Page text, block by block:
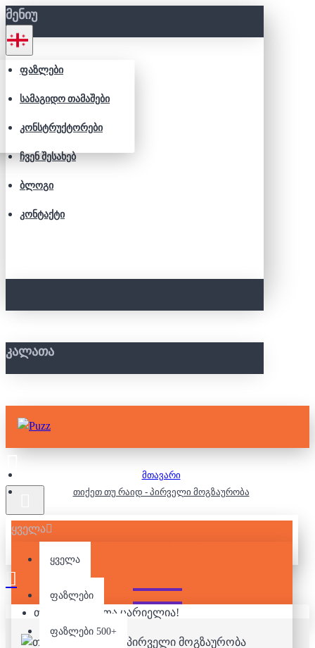
ᲛᲔᲜᲘᲣ
ᲤᲐᲖᲚᲔᲑᲘ
ᲡᲐᲛᲐᲒᲘᲓᲝ ᲗᲐᲛᲐᲨᲔᲑᲘ
ᲙᲝᲜᲡᲢᲠᲣᲥᲢᲝᲠᲔᲑᲘ
ᲩᲕᲔᲜ ᲨᲔᲡᲐᲮᲔᲑ
ᲑᲚᲝᲒᲘ
ᲙᲝᲜᲢᲐᲥᲢᲘ
ᲙᲐᲚᲐᲗᲐ
ყველა
ყველა
ფაზლები
ფაზლები 500+
თქვენი კალათა ცარიელია!
მთავარი
თიქეთ თუ რაიდ - პირველი მოგზაურობა
ᲗᲘᲥᲔᲗ ᲗᲣ ᲠᲐᲘᲓ -
ᲞᲘᲠᲕᲔᲚᲘ ᲛᲝᲒᲖᲐᲣᲠᲝᲑᲐ